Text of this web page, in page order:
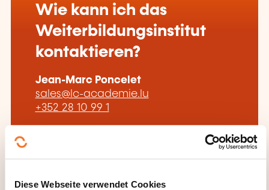
Diese Webseite verwendet Cookies
Wie kann ich das
Weiterbildungsinstitut
kontaktieren?
Jean-Marc Poncelet
sales@lc-academie.lu
+352 28 10 99 1
Mehr zum Weiterbildungsanbieter: